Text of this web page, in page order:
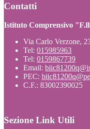
Contatti
Istituto Comprensivo
Via Carlo Verzone,
Tel: 015985963
Tel: 0159867739
Email:
PEC:
C.F.: 83002390025
Sezione Link Utili